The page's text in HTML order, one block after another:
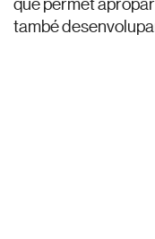
que permet
també